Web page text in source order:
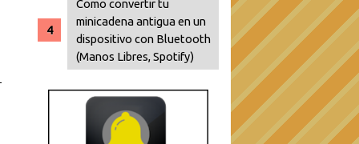
Como convertir tu
minicadena antigua en un
dispositivo con Bluetooth
(Manos Libres, Spotify)